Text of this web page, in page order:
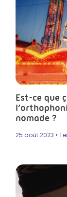
Est-ce que
nomade ?
25 août 2023 •